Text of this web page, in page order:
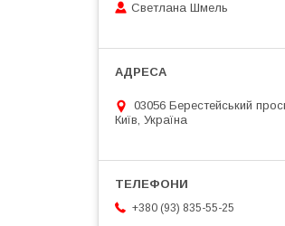
Светлана Шмель
03056 Берестейський
Київ, Україна
+380 (93) 835-55-25